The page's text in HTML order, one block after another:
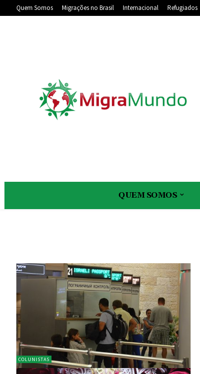
Quem Somos Migrações no Brasil Internacional Refugiados
QUEM SOMOS
COLUNISTAS